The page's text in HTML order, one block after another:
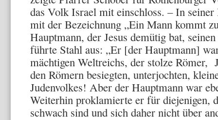
das Volk Israel mit einschloss. – In seiner
mit der Bezeichnung „Ein Mann kommt
Hauptmann, der Jesus demütig bat,
führte Stahl aus: „Er [der Hauptmann]
mächtigen Weltreichs, der stolze Römer,
den Römern besiegten, unterjochten,
Judenvolkes! Aber der Hauptmann war
Weiterhin proklamierte er für diejenigen,
schwach sind und sich daher nicht über